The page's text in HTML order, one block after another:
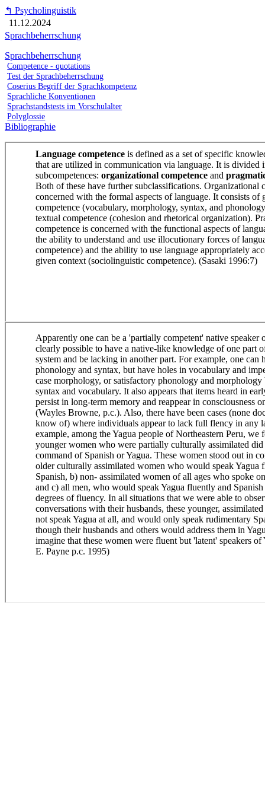
↰ Psycholinguistik
11.12.2024
Sprachbeherrschung
Sprachbeherrschung
Competence - quotations
Test der Sprachbeherrschung
Coserius Begriff der Sprachkompetenz
Sprachliche Konventionen
Sprachstandstests im Vorschulalter
Polyglossie
Bibliographie